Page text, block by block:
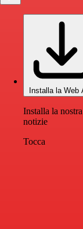
Installa la Web
Installa la
notizie
Tocca